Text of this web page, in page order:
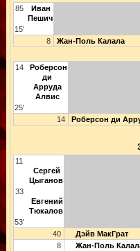
85
Иван
Пешич
15'
8
Жан-Поль Калала
14
Роберсон
ди
Арруда
Алвис
25'
14
Роберсон ди
11
Сергей
Цыганов
33
Евгений
Тюкалов
53'
40
Дэйв МакГрат
8
Жан-Поль